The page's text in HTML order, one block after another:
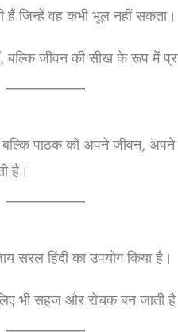
हैं जिन्हें वह कभी भूल नहीं सकता।
जीवन की सीख के रूप में
पाठक को अपने जीवन,
है।
सरल हिंदी का उपयोग किया है।
भी सहज और रोचक बन जाती